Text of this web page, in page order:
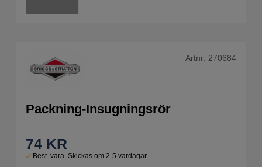
Artnr: 270684
Packning-Insugningsrör
74 KR
Best. vara. Skickas om 2-5 vardagar